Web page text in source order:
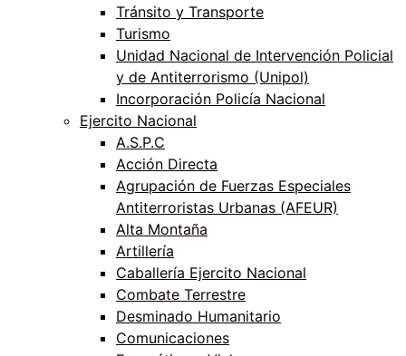
Tránsito y Transporte
Turismo
Unidad Nacional de Intervención Policial
y de Antiterrorismo (Unipol)
Incorporación Policía Nacional
Ejercito Nacional
A.S.P.C
Acción Directa
Agrupación de Fuerzas Especiales
Antiterroristas Urbanas (AFEUR)
Alta Montaña
Artillería
Caballería Ejercito Nacional
Combate Terrestre
Desminado Humanitario
Comunicaciones